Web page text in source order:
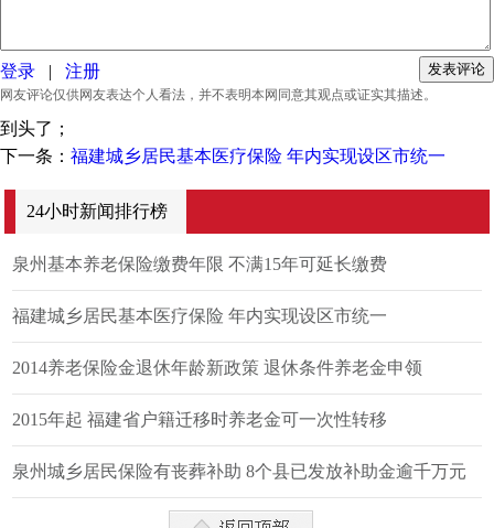
登录 | 注册
网友评论仅供网友表达个人看法，并不表明本网同意其观点或证实其描述。
到头了；
下一条： 福建城乡居民基本医疗保险 年内实现设区市统一
24小时新闻排行榜
泉州基本养老保险缴费年限 不满15年可延长缴费
福建城乡居民基本医疗保险 年内实现设区市统一
2014养老保险金退休年龄新政策 退休条件养老金申领
2015年起 福建省户籍迁移时养老金可一次性转移
泉州城乡居民保险有丧葬补助 8个县已发放补助金逾千万元